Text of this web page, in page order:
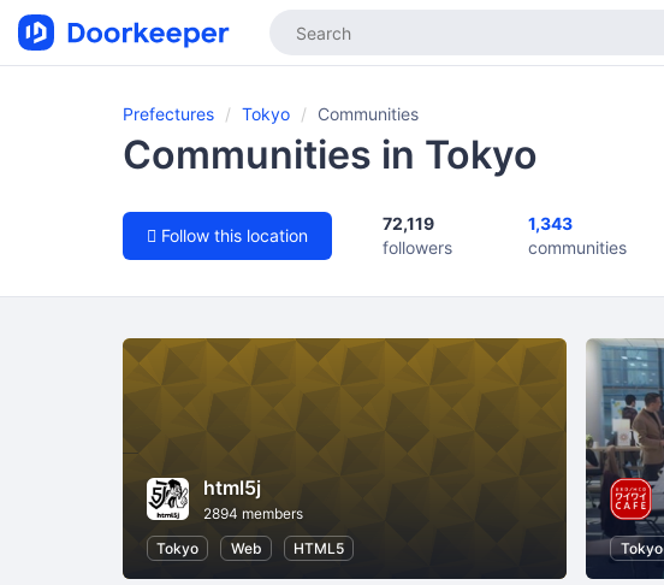
Prefectures Tokyo Communities
Communities in Tokyo
Follow this location
72,119
followers
1,343
communities
html5j
2894 members
Tokyo
Web HTML5
Tokyo